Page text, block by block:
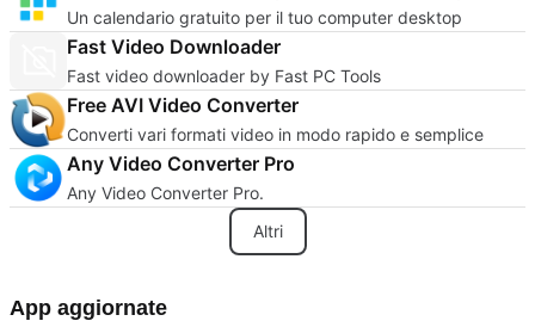
Un calendario gratuito per il tuo computer desktop
Fast Video Downloader
Fast video downloader by Fast PC Tools
Free AVI Video Converter
Converti vari formati video in modo rapido e semplice
Any Video Converter Pro
Any Video Converter Pro.
Altri
App aggiornate